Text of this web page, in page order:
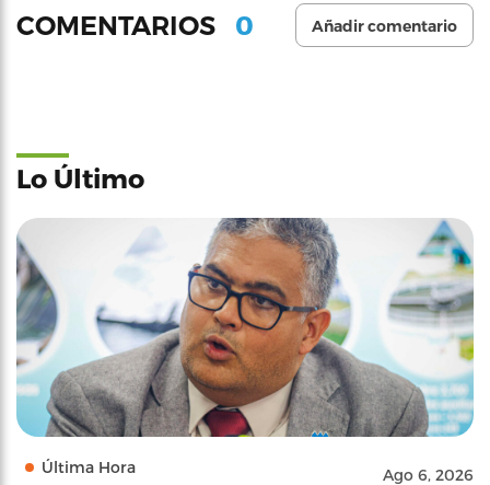
COMENTARIOS 0 Añadir comentario
Lo Último
Última Hora Ago 6, 2026